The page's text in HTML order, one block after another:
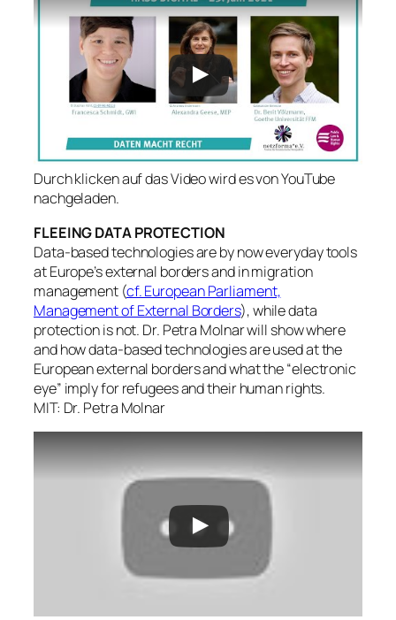
Durch klicken auf das Video wird es von YouTube
nachgeladen.
FLEEING DATA PROTECTION
Data-based technologies are by now everyday tools
at Europe’s external borders and in migration
management (cf. European Parliament,
Management of External Borders), while data
protection is not. Dr. Petra Molnar will show where
and how data-based technologies are used at the
European external borders and what the “electronic
eye” imply for refugees and their human rights.
MIT: Dr. Petra Molnar